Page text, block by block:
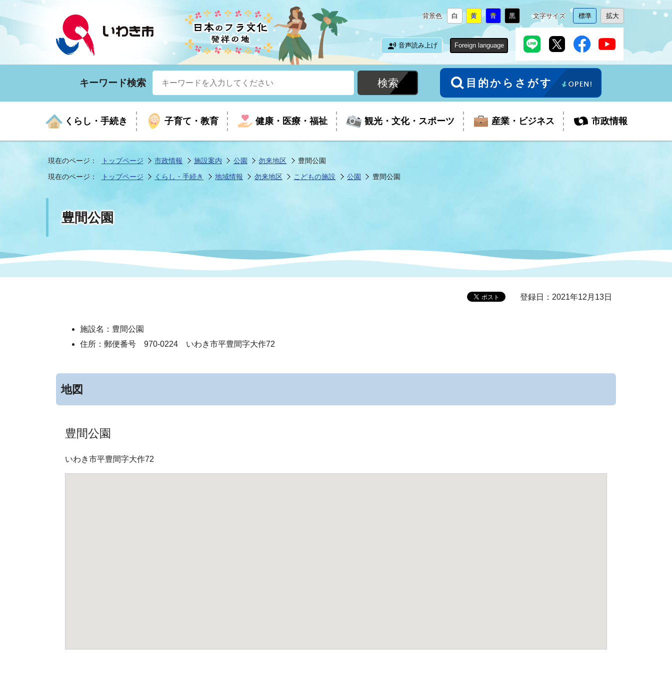
背景色
背
景
色
を
白
に
更
背
色
を
黄
に
更
背
色
を
青
に
更
背
景
黒
に
変
文字サイズ
文
字
サ
イ
を
標準
に
変
文
字
サ
イ
拡大
に
変
音声読み上げ
Foreign language
キーワード検索 目的からさがす
くらし・手続き
くらしの手続きガイド いざという時に 届出・証明
年金・保険
まちづくり 地域情報 移住・定住 人権・男女共同参画
子育て・教育
生涯学習 子育て 教育
健康・医療・福祉
医療 健康 児童福祉
高齢者福祉・介護
福祉に関するその他の情報
新型コロナウイルス感染症特
医療センター
観光・文化・スポーツ
お知らせ 年間イベントの案内 外国人観光客向けページ
目的から探す
スポーツ 施設関連情報 教育旅行 国際・国内交流
産業・ビジネス
入札・契約 産業振興 廃棄物
企業立地
保健・衛生 指定管理者 除染事業 環境法令等に基づく届出
市政情報
市の紹介 市長室 フラシティいわき
市の統計
職員 行政計画 行政改革 公有財産
情報公開・個人情報保護
市議会 審議会など
監査委員
ご意見・ご質問
現在のページ： トップページ 市政情報 施設案内 公園 勿来地区
豊間公園
現在のページ：
トップページ くらし・手続き 地域情報 勿来地区 こどもの施設 公園 豊間公園
豊間公園
登録日：2021年12月13日
施設名：豊間公園
住所：郵便番号 970-0224 いわき市平豊間字大作72
地図
豊間公園
いわき市平豊間字大作72